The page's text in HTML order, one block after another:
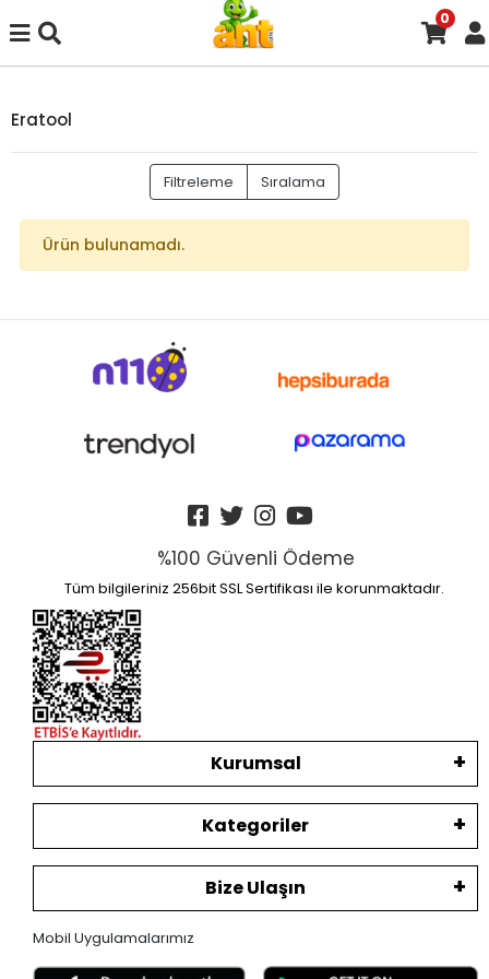
0
Eratool
Filtreleme Sıralama
Ürün bulunamadı.
%100 Güvenli Ödeme
Tüm bilgileriniz 256bit SSL Sertifikası ile korunmaktadır.
Kurumsal
Kategoriler
Bize Ulaşın
Mobil Uygulamalarımız